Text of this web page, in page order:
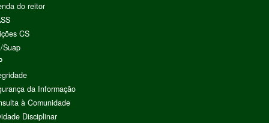
do reitor
CS
Suap
da Informação
à Comunidade
Disciplinar